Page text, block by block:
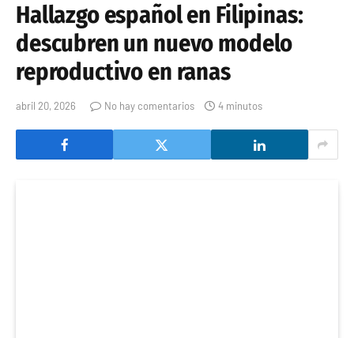
Hallazgo español en Filipinas:
descubren un nuevo modelo
reproductivo en ranas
abril 20, 2026 No hay comentarios 4 minutos